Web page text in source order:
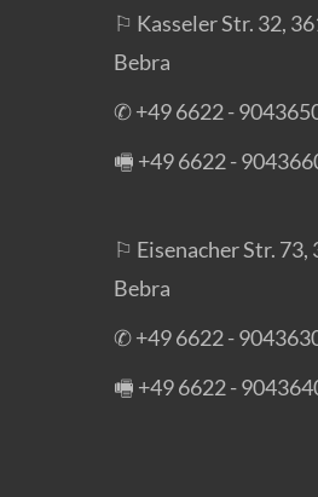
⚐ Kasseler Str. 32,
Bebra
✆ +49 6622 -
🖷 +49 6622 -
⚐ Eisenacher Str. 73,
Bebra
✆ +49 6622 -
🖷 +49 6622 -